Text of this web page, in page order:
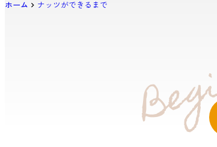
ホーム ナッツができるまで